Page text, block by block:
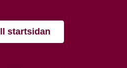
startsidan